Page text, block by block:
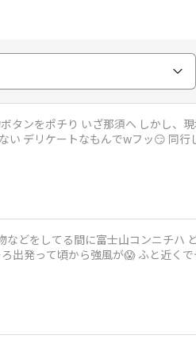
い デリケートなもんでwフッ😏 同行
😱 ふと近くでテントを建ててい